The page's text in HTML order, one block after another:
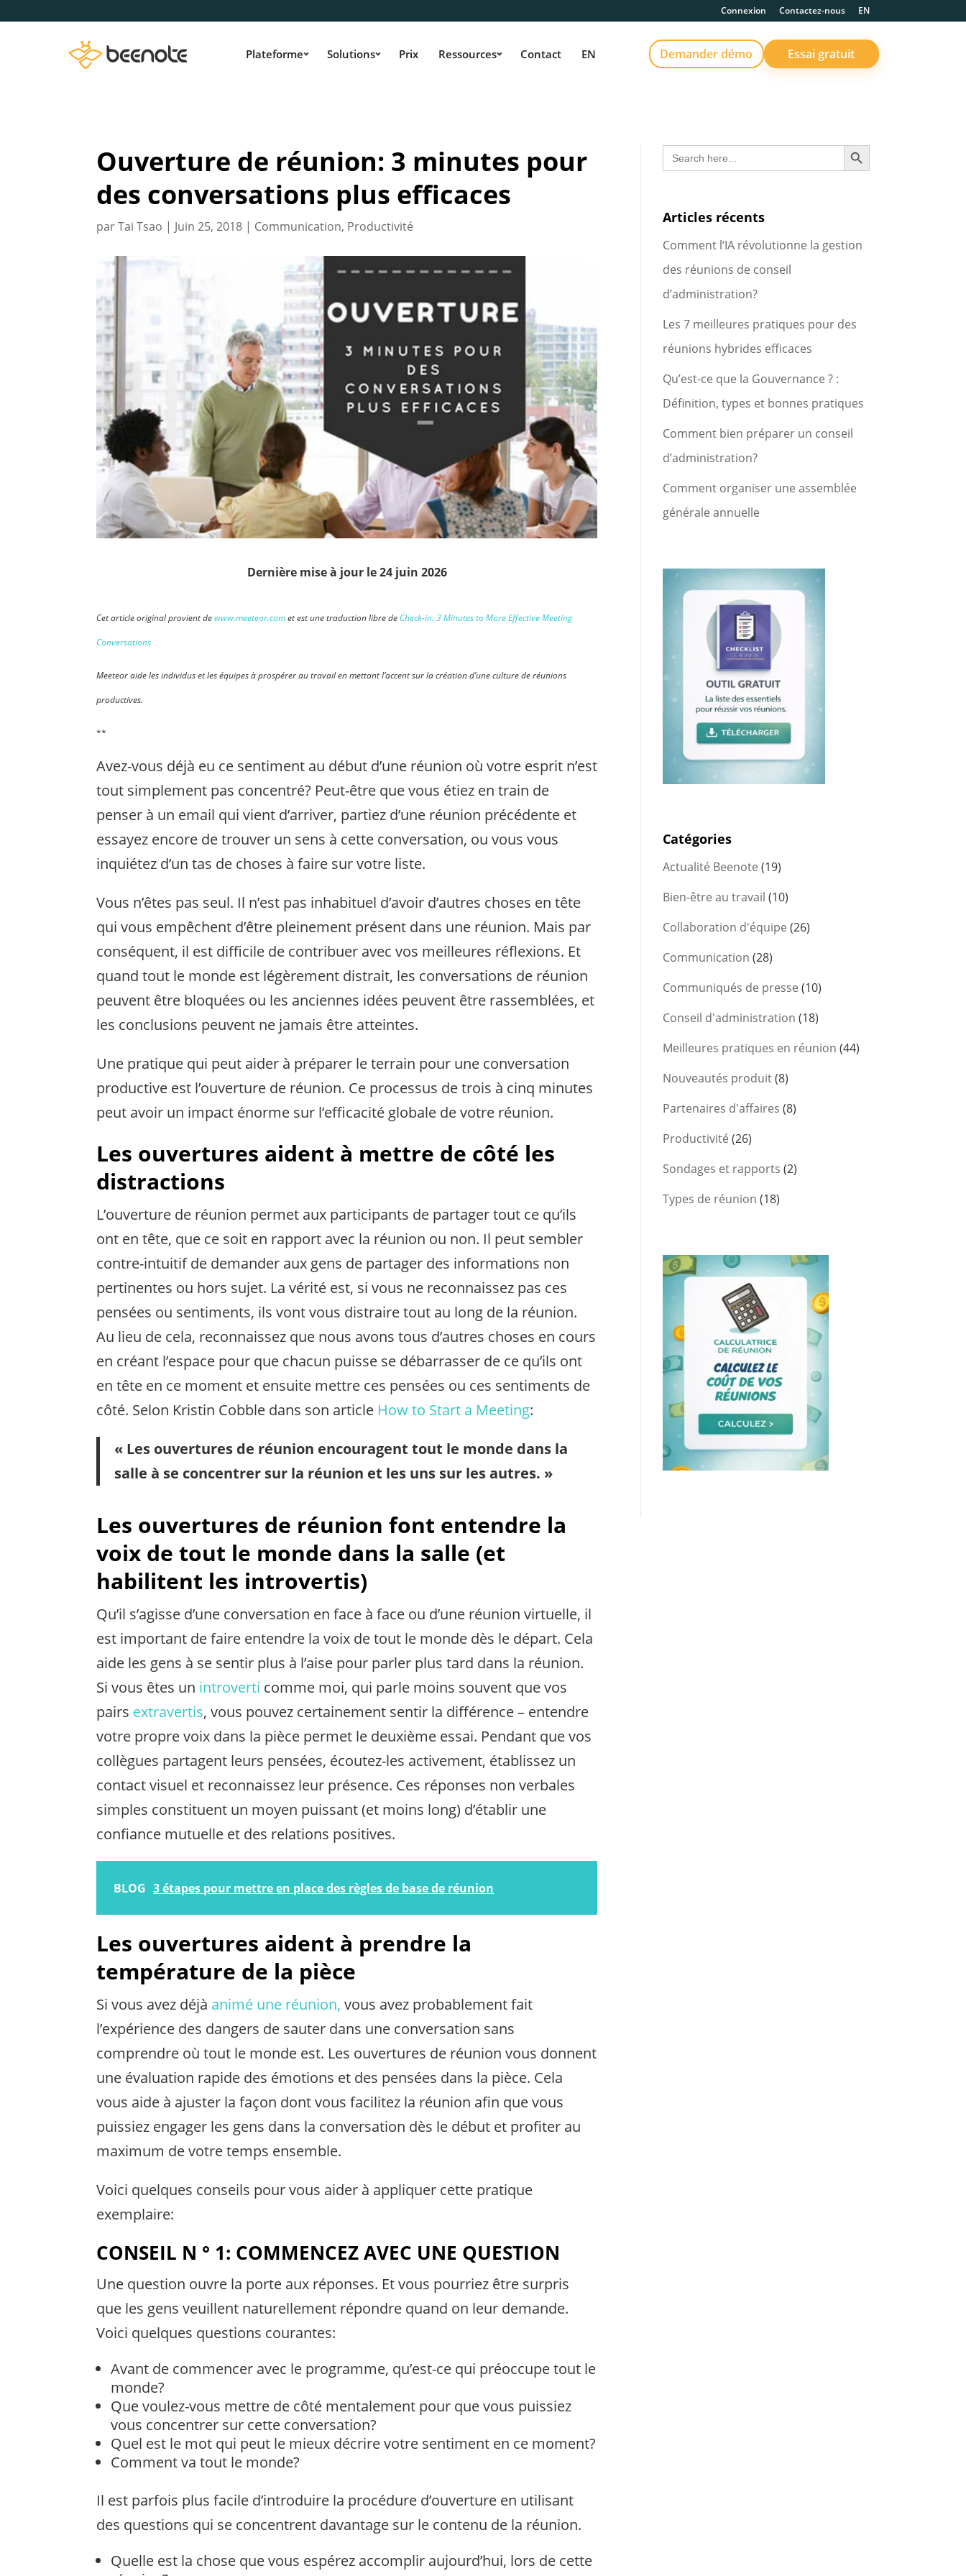
Connexion Contactez-nous EN
Plateforme Solutions Prix Ressources Contact EN Demander démo Essai gratuit
Ouverture de réunion: 3 minutes pour
des conversations plus efficaces
parTai Tsao | Juin 25, 2018 | Communication, Productivité
Dernière mise à jour le 24 juin 2026
Cet article original provient dewww.meeteor.comet est une traduction libre de Check-in: 3 Minutes to More Effective Meeting
Conversations
Meeteor aide les individus et les équipes à prospérer au travail en mettant l’accent sur la création d’une culture de réunions
productives.
**
Avez-vous déjà eu ce sentiment au début d’une réunion où votre esprit n’est
tout simplement pas concentré? Peut-être que vous étiez en train de
penser à un email qui vient d’arriver, partiez d’une réunion précédente et
essayez encore de trouver un sens à cette conversation, ou vous vous
inquiétez d’un tas de choses à faire sur votre liste.
Vous n’êtes pas seul. Il n’est pas inhabituel d’avoir d’autres choses en tête
qui vous empêchent d’être pleinement présent dans une réunion. Mais par
conséquent, il est difficile de contribuer avec vos meilleures réflexions. Et
quand tout le monde est légèrement distrait, les conversations de réunion
peuvent être bloquées ou les anciennes idées peuvent être rassemblées, et
les conclusions peuvent ne jamais être atteintes.
Une pratique qui peut aider à préparer le terrain pour une conversation
productive est l’ouverture de réunion. Ce processus de trois à cinq minutes
peut avoir un impact énorme sur l’efficacité globale de votre réunion.
Les ouvertures aident à mettre de côté les
distractions
L’ouverture de réunion permet aux participants de partager tout ce qu’ils
ont en tête, que ce soit en rapport avec la réunion ou non. Il peut sembler
contre-intuitif de demander aux gens de partager des informations non
pertinentes ou hors sujet. La vérité est, si vous ne reconnaissez pas ces
pensées ou sentiments, ils vont vous distraire tout au long de la réunion.
Au lieu de cela, reconnaissez que nous avons tous d’autres choses en cours
en créant l’espace pour que chacun puisse se débarrasser de ce qu’ils ont
en tête en ce moment et ensuite mettre ces pensées ou ces sentiments de
côté. Selon Kristin Cobble dans son article How to Start a Meeting:
« Les ouvertures de réunion encouragent tout le monde dans la
salle à se concentrer sur la réunion et les uns sur les autres. »
Les ouvertures de réunion font entendre la
voix de tout le monde dans la salle (et
habilitent les introvertis)
Qu’il s’agisse d’une conversation en face à face ou d’une réunion virtuelle, il
est important de faire entendre la voix de tout le monde dès le départ. Cela
aide les gens à se sentir plus à l’aise pour parler plus tard dans la réunion.
Si vous êtes un introverti comme moi, qui parle moins souvent que vos
pairs extravertis, vous pouvez certainement sentir la différence – entendre
votre propre voix dans la pièce permet le deuxième essai. Pendant que vos
collègues partagent leurs pensées, écoutez-les activement, établissez un
contact visuel et reconnaissez leur présence. Ces réponses non verbales
simples constituent un moyen puissant (et moins long) d’établir une
confiance mutuelle et des relations positives.
BLOG 3 étapes pour mettre en place des règles de base de réunion
Les ouvertures aident à prendre la
température de la pièce
Si vous avez déjà animé une réunion, vous avez probablement fait
l’expérience des dangers de sauter dans une conversation sans
comprendre où tout le monde est. Les ouvertures de réunion vous donnent
une évaluation rapide des émotions et des pensées dans la pièce. Cela
vous aide à ajuster la façon dont vous facilitez la réunion afin que vous
puissiez engager les gens dans la conversation dès le début et profiter au
maximum de votre temps ensemble.
Voici quelques conseils pour vous aider à appliquer cette pratique
exemplaire:
CONSEIL N ° 1: COMMENCEZ AVEC UNE QUESTION
Une question ouvre la porte aux réponses. Et vous pourriez être surpris
que les gens veuillent naturellement répondre quand on leur demande.
Voici quelques questions courantes:
Avant de commencer avec le programme, qu’est-ce qui préoccupe tout le
monde?
Que voulez-vous mettre de côté mentalement pour que vous puissiez
vous concentrer sur cette conversation?
Quel est le mot qui peut le mieux décrire votre sentiment en ce moment?
Comment va tout le monde?
Il est parfois plus facile d’introduire la procédure d’ouverture en utilisant
des questions qui se concentrent davantage sur le contenu de la réunion.
Quelle est la chose que vous espérez accomplir aujourd’hui, lors de cette
Search
for:
Search Button
Articles récents
Comment l’IA révolutionne la gestion
des réunions de conseil
d’administration?
Les 7 meilleures pratiques pour des
réunions hybrides efficaces
Qu’est-ce que la Gouvernance ? :
Définition, types et bonnes pratiques
Comment bien préparer un conseil
d’administration?
Comment organiser une assemblée
générale annuelle
Catégories
Actualité Beenote (19)
Bien-être au travail (10)
Collaboration d'équipe (26)
Communication (28)
Communiqués de presse (10)
Conseil d'administration (18)
Meilleures pratiques en réunion (44)
Nouveautés produit(8)
Partenaires d'affaires (8)
Productivité (26)
Sondages et rapports (2)
Types de réunion (18)